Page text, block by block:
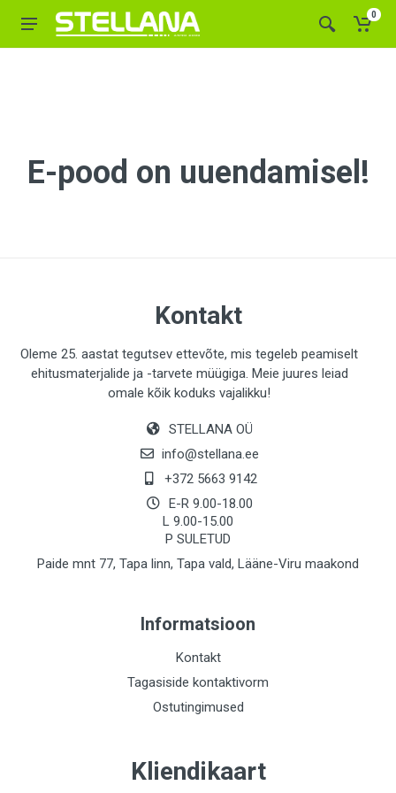
0
E-pood on uuendamisel!
Kontakt
Oleme 25. aastat tegutsev ettevõte, mis tegeleb peamiselt
ehitusmaterjalide ja -tarvete müügiga. Meie juures leiad
omale kõik koduks vajalikku!
STELLANA OÜ
info@stellana.ee
+372 5663 9142
E-R 9.00-18.00
L 9.00-15.00
P SULETUD
Paide mnt 77, Tapa linn, Tapa vald, Lääne-Viru maakond
Informatsioon
Kontakt
Tagasiside kontaktivorm
Ostutingimused
Kliendikaart